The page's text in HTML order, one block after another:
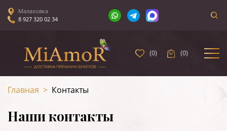
Малаховка
8 927 320 02 34
(0) (0)
Главная > Контакты
Наши контакты